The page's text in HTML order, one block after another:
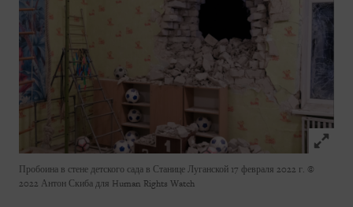
Click
Пробоина в стене детского сада в Станице Луганской 17 февраля 2022 г. ©
2022 Антон Скиба для Human Rights Watch